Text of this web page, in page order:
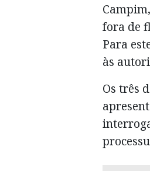
fora de
Para
às
Os três